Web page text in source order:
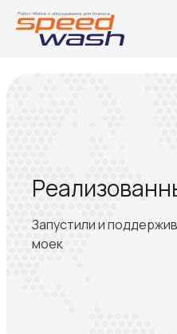
Запустили и
моек